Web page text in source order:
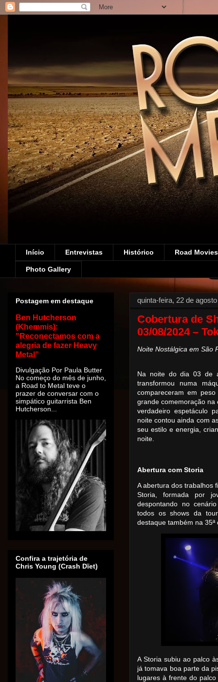
Início Entrevistas Histórico Road
Photo Gallery
quinta-feira, 22 de
Cobertura de
03/08/2024 –
Noite Nostálgica em São
Na noite do dia 03 de
transformou numa
compareceram em
grande comemoração na
verdadeiro espetáculo
noite contou ainda com
seu estilo e energia,
noite.
Abertura com Storia
A abertura dos trabalhos
Storia, formada por
despontando no
todos os shows da
destaque também na
A Storia subiu ao palco
já tomava boa parte da
lugares à frente do
Postagem em destaque
Ben Hutcherson
(Khemmis):
"Reconectamos com a
alegria de fazer Heavy
Metal”
Divulgação Por Paula Butter
No começo do mês de junho,
a Road to Metal teve o
prazer de conversar com o
simpático guitarrista Ben
Hutcherson...
Confira a trajetória de
Chris Young (Crash Dïet)